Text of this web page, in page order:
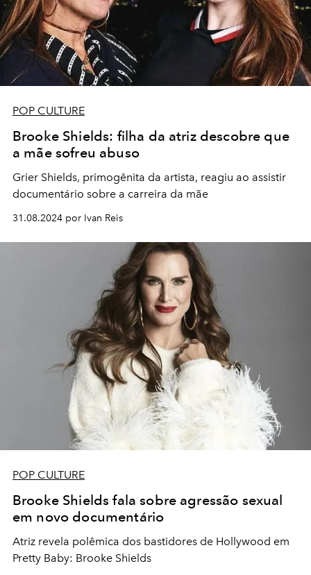
POP CULTURE
Brooke Shields: filha da atriz descobre que
a mãe sofreu abuso
Grier Shields, primogênita da artista, reagiu ao assistir
documentário sobre a carreira da mãe
31.08.2024 por Ivan Reis
POP CULTURE
Brooke Shields fala sobre agressão sexual
em novo documentário
Atriz revela polêmica dos bastidores de Hollywood em
Pretty Baby: Brooke Shields